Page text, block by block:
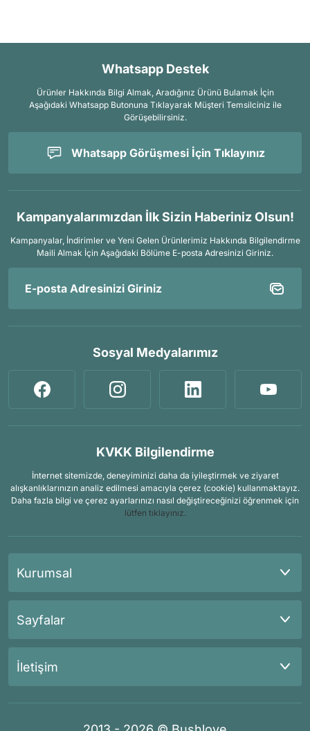
Whatsapp Destek
Ürünler Hakkında Bilgi Almak, Aradığınız Ürünü Bulamak İçin
Aşağıdaki Whatsapp Butonuna Tıklayarak Müşteri Temsilciniz ile
Görüşebilirsiniz.
Whatsapp Görüşmesi İçin Tıklayınız
Kampanyalarımızdan İlk Sizin Haberiniz Olsun!
Kampanyalar, İndirimler ve Yeni Gelen Ürünlerimiz Hakkında Bilgilendirme
Maili Almak İçin Aşağıdaki Bölüme E-posta Adresinizi Giriniz.
Sosyal Medyalarımız
KVKK Bilgilendirme
İnternet sitemizde, deneyiminizi daha da iyileştirmek ve ziyaret
alışkanlıklarınızın analiz edilmesi amacıyla çerez (cookie) kullanmaktayız.
Daha fazla bilgi ve çerez ayarlarınızı nasıl değiştireceğinizi öğrenmek için
lütfen tıklayınız.
Kurumsal
Sayfalar
İletişim